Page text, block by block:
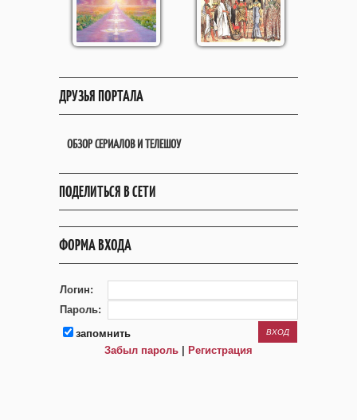
ДРУЗЬЯ ПОРТАЛА
ОБЗОР СЕРИАЛОВ И ТЕЛЕШОУ
ПОДЕЛИТЬСЯ В СЕТИ
ФОРМА ВХОДА
Логин:
Пароль:
запомнить
Забыл пароль | Регистрация